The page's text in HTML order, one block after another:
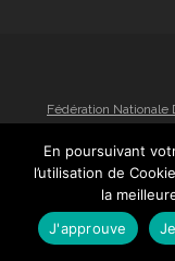
Fédération Nationale
Politique
En poursuivant
l’utilisation de
la
J'approuve